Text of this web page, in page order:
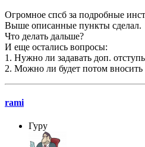
Огромное спсб за подробные
Выше описанные пункты сделал.
Что делать дальше?
И еще остались вопросы:
1. Нужно ли задавать доп.
2. Можно ли будет потом
rami
Гуру